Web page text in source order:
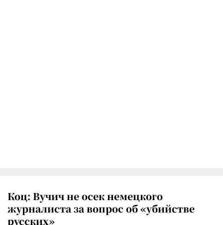
Коц: Вучич не осек немецкого
журналиста за вопрос об «убийстве
русских»